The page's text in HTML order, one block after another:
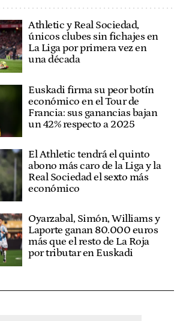
Athletic y Real Sociedad,
únicos clubes sin fichajes en
La Liga por primera vez en
una década
Euskadi firma su peor botín
económico en el Tour de
Francia: sus ganancias bajan
un 42% respecto a 2025
El Athletic tendrá el quinto
abono más caro de la Liga y la
Real Sociedad el sexto más
económico
Oyarzabal, Simón, Williams y
Laporte ganan 80.000 euros
más que el resto de La Roja
por tributar en Euskadi